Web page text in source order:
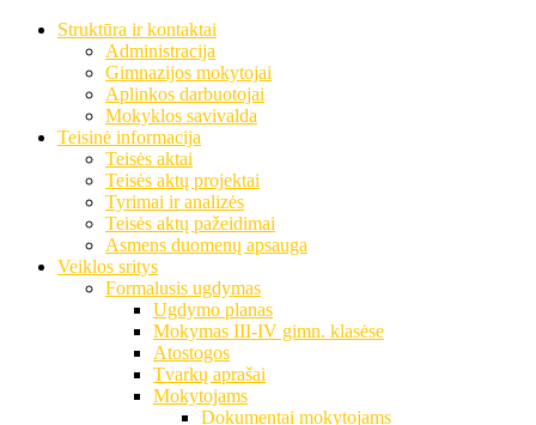
Struktūra ir kontaktai
Administracija
Gimnazijos mokytojai
Aplinkos darbuotojai
Mokyklos savivalda
Teisinė informacija
Teisės aktai
Teisės aktų projektai
Tyrimai ir analizės
Teisės aktų pažeidimai
Asmens duomenų apsauga
Veiklos sritys
Formalusis ugdymas
Ugdymo planas
Mokymas III-IV gimn. klasėse
Atostogos
Tvarkų aprašai
Mokytojams
Dokumentai mokytojams